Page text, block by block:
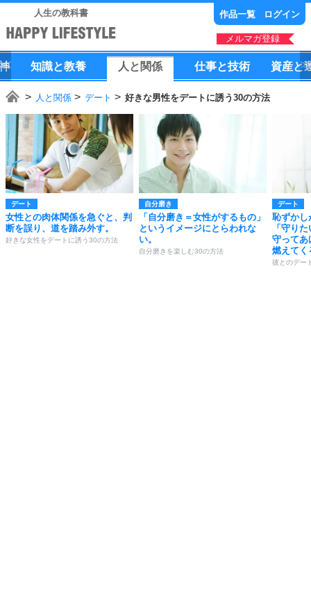
人生の教科書 作品一覧 ログイン
メルマガ登録
知識と教養 人 と 関係 仕事と技術 資産と
人と関係 デート 好きな男性をデートに誘う30の方法
デート
女性との肉体関係を急ぐと、判
断を誤り、道を踏み外す。
好きな女性をデートに誘う30の方法
自分磨き
「自分磨き＝女性がするもの」
というイメージにとらわれな
い。
自分磨きを楽しむ30の方法
デート
恥ずかし
「守り
守ってあ
燃えてく
彼とのデー